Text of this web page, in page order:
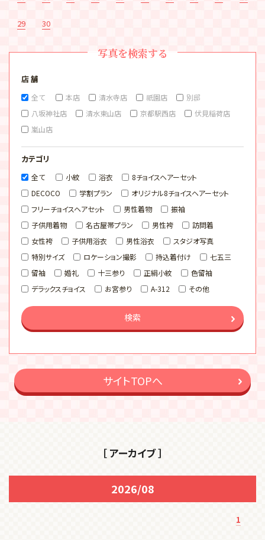
29 30
写真を検索する
店 舗
全て 本店 清水寺店 祇園店
別邸
八坂神社店
清水東山店 京都駅西店
伏見稲荷店
嵐山店
カテゴリ
全て 小紋 浴衣
8チョイスヘアーセット
DECOCO
学割プラン
オリジナル8チョイスヘアーセット
フリーチョイスヘアセット
男性着物
振袖
子供用着物
名古屋帯プラン 男性袴
訪問着
女性袴
子供用浴衣 男性浴衣
スタジオ写真
特別サイズ
ロケーション撮影 持込着付け
七五三
留袖
婚礼 十三参り 正絹小紋
色留袖
デラックスチョイス
お宮参り A-312 その他
検索
サイトTOPへ
［ アーカイブ ］
2026/08
1